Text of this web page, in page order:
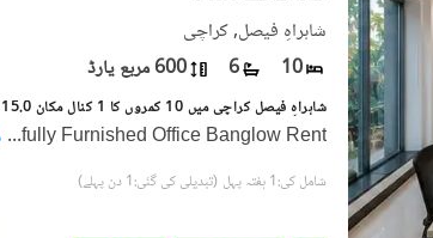
شاہراہِ فیصل, کراچی
10
6 600 مربع یارڈ
fully Furnished Office Banglow Rent
...
شامل کی:1 ہفتہ پہل (تبدیلی کی گئی:1 دن پہلے)